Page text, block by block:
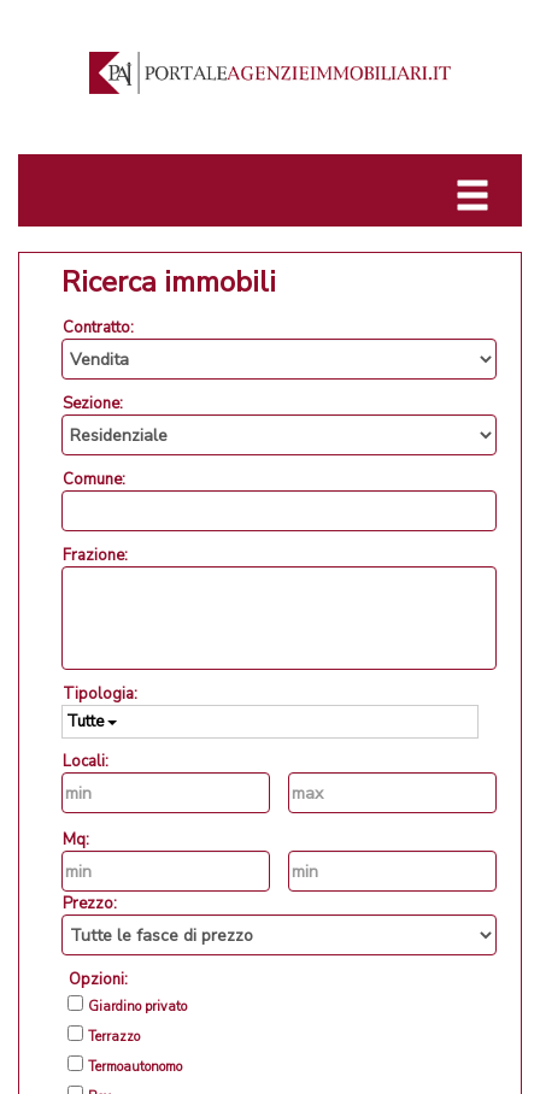
Ricerca immobili
Contratto:
Sezione:
Comune:
Frazione:
Tipologia:
Tutte
Locali:
Mq:
Prezzo:
Opzioni:
Giardino privato
Terrazzo
Termoautonomo